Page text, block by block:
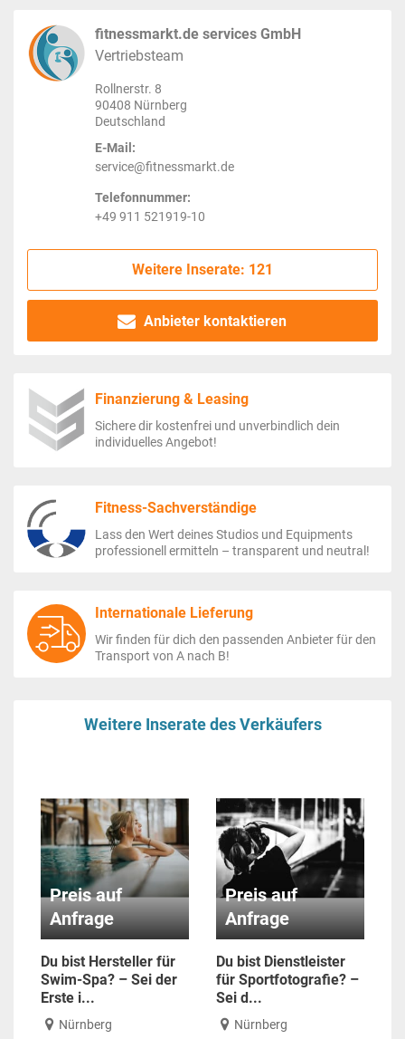
fitnessmarkt.de services GmbH
Vertriebsteam
Rollnerstr. 8
90408 Nürnberg
Deutschland
E-Mail:
service@fitnessmarkt.de
Telefonnummer:
+49 911 521919-10
Weitere Inserate: 121
Anbieter kontaktieren
Finanzierung & Leasing
Sichere dir kostenfrei und unverbindlich dein
individuelles Angebot!
Fitness-Sachverständige
Lass den Wert deines Studios und Equipments
professionell ermitteln – transparent und neutral!
Internationale Lieferung
Wir finden für dich den passenden Anbieter für den
Transport von A nach B!
Weitere Inserate des Verkäufers
Preis auf
Anfrage
Du bist Hersteller für
Swim-Spa? – Sei der
Erste i...
Nürnberg
Preis auf
Anfrage
Du bist Dienstleister
für Sportfotografie? –
Sei d...
Nürnberg